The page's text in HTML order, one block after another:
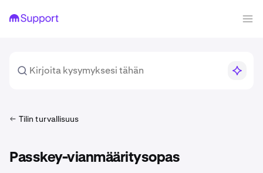
Tilin turvallisuus
Passkey-vianmääritysopas